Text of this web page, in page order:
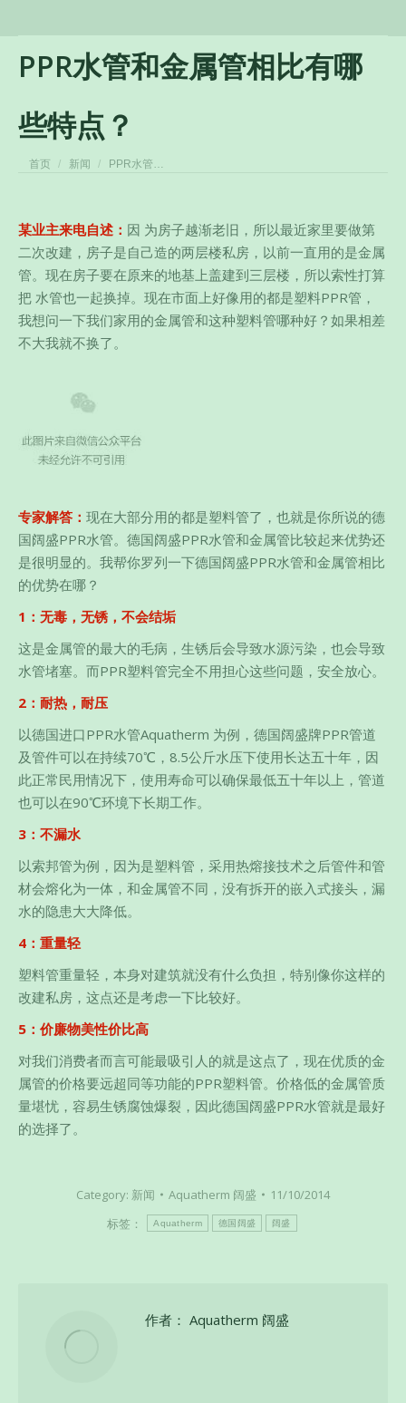
PPR水管和金属管相比有哪
些特点？
您在这里：
首页 新闻 PPR水管…
某业主来电自述： 因 为房子越渐老旧，所以最近家里要做第
二次改建，房子是自己造的两层楼私房，以前一直用的是金属
管。现在房子要在原来的地基上盖建到三层楼，所以索性打算
把 水管也一起换掉。现在市面上好像用的都是塑料PPR管，
我想问一下我们家用的金属管和这种塑料管哪种好？如果相差
不大我就不换了。
专家解答： 现在大部分用的都是塑料管了，也就是你所说的德
国阔盛PPR水管。德国阔盛PPR水管和金属管比较起来优势还
是很明显的。我帮你罗列一下德国阔盛PPR水管和金属管相比
的优势在哪？
1：无毒，无锈，不会结垢
这是金属管的最大的毛病，生锈后会导致水源污染，也会导致
水管堵塞。而PPR塑料管完全不用担心这些问题，安全放心。
2：耐热，耐压
以德国进口PPR水管Aquatherm 为例，德国阔盛牌PPR管道
及管件可以在持续70℃，8.5公斤水压下使用长达五十年，因
此正常民用情况下，使用寿命可以确保最低五十年以上，管道
也可以在90℃环境下长期工作。
3：不漏水
以索邦管为例，因为是塑料管，采用热熔接技术之后管件和管
材会熔化为一体，和金属管不同，没有拆开的嵌入式接头，漏
水的隐患大大降低。
4：重量轻
塑料管重量轻，本身对建筑就没有什么负担，特别像你这样的
改建私房，这点还是考虑一下比较好。
5：价廉物美性价比高
对我们消费者而言可能最吸引人的就是这点了，现在优质的金
属管的价格要远超同等功能的PPR塑料管。价格低的金属管质
量堪忧，容易生锈腐蚀爆裂，因此德国阔盛PPR水管就是最好
的选择了。
Category: 新闻 Aquatherm 阔盛
11/10/2014
标签：
Aquatherm 德国阔盛 阔盛
作者： Aquatherm 阔盛